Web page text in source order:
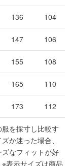
136 104
147 106
155 108
165 110
173 112
を採寸し比較す
か迷った場合、
なフィットが好
※表示サイズは商品